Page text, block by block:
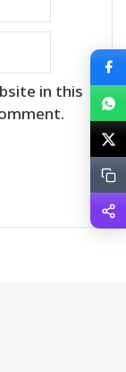
in this